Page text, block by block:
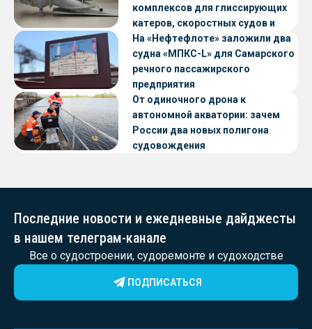
комплексов для глиссирующих
катеров, скоростных судов и
судов с малой осадкой
На «Нефтефлоте» заложили два
судна «МПКС-L» для Самарского
речного пассажирского
предприятия
От одиночного дрона к
автономной акватории: зачем
России два новых полигона
судовождения
Последние новости и ежедневные дайджесты
в нашем телеграм-канале
Все о судостроении, судоремонте и судоходстве
ПОДПИСАТЬСЯ